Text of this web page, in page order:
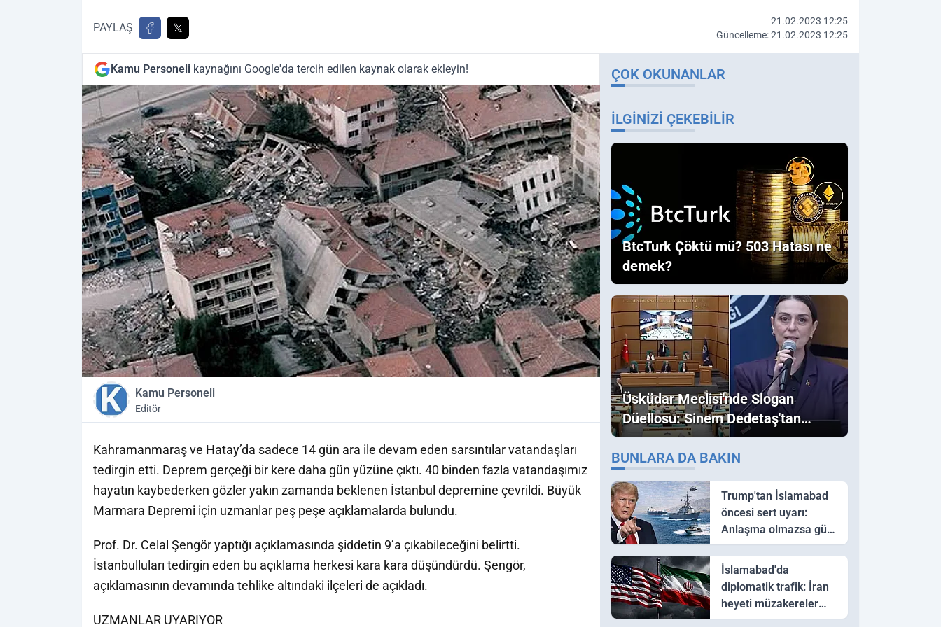
PAYLAŞ
21.02.2023 12:25
Güncelleme: 21.02.2023 12:25
Kamu Personeli kaynağını Google'da tercih edilen kaynak olarak ekleyin!
Kamu Personeli
Editör
Kahramanmaraş ve Hatay’da sadece 14 gün ara ile devam eden sarsıntılar vatandaşları
tedirgin etti. Deprem gerçeği bir kere daha gün yüzüne çıktı. 40 binden fazla vatandaşımız
hayatın kaybederken gözler yakın zamanda beklenen İstanbul depremine çevrildi. Büyük
Marmara Depremi için uzmanlar peş peşe açıklamalarda bulundu.
Prof. Dr. Celal Şengör yaptığı açıklamasında şiddetin 9’a çıkabileceğini belirtti.
İstanbulluları tedirgin eden bu açıklama herkesi kara kara düşündürdü. Şengör,
açıklamasının devamında tehlike altındaki ilçeleri de açıkladı.
UZMANLAR UYARIYOR
ÇOK OKUNANLAR
İLGINIZI ÇEKEBILIR
BtcTurk Çöktü mü? 503 Hatası ne
demek?
Üsküdar Meclisi'nde Slogan
Düellosu: Sinem Dedetaş'tan
Ezber Bozan "Erdoğan" ve
"İmamoğlu" Çıkışı!
BUNLARA DA BAKIN
Trump'tan İslamabad
öncesi sert uyarı:
Anlaşma olmazsa güç
kullanırız
İslamabad'da
diplomatik trafik: İran
heyeti müzakereler
için Pakistan'a ulaştı